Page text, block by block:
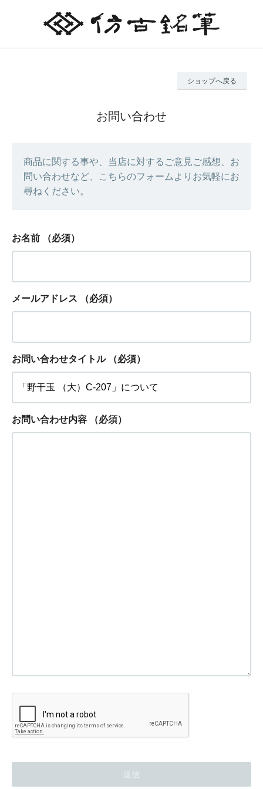
ショップへ戻る
お問い合わせ
商品に関する事や、当店に対するご意見ご感想、お
問い合わせなど、こちらのフォームよりお気軽にお
尋ねください。
お名前 （必須）
メールアドレス （必須）
お問い合わせタイトル （必須）
お問い合わせ内容 （必須）